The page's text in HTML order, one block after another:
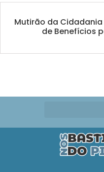
Mutirão da
de Benefícios